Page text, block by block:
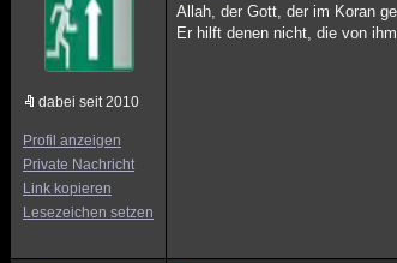
dabei seit 2010
Profil anzeigen
Private Nachricht
Link kopieren
Lesezeichen setzen
Allah, der Gott, der im Koran
Er hilft denen nicht, die von